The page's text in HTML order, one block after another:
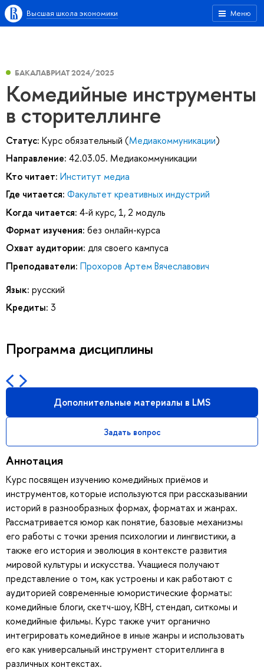
Меню
Высшая школа экономики
БАКАЛАВРИАТ 2024/2025
Комедийные инструменты
в сторителлинге
Статус: Курс обязательный (Медиакоммуникации)
Направление: 42.03.05. Медиакоммуникации
Кто читает: Институт медиа
Где читается: Факультет креативных индустрий
Когда читается: 4-й курс, 1, 2 модуль
Формат изучения: без онлайн-курса
Охват аудитории: для своего кампуса
Преподаватели: Прохоров Артем Вячеславович
Язык: русский
Кредиты: 3
Программа дисциплины
Дополнительные материалы в LMS
Задать вопрос
Аннотация
Курс посвящен изучению комедийных приёмов и
инструментов, которые используются при рассказывании
историй в разнообразных формах, форматах и жанрах.
Рассматривается юмор как понятие, базовые механизмы
его работы с точки зрения психологии и лингвистики, а
также его история и эволюция в контексте развития
мировой культуры и искусства. Учащиеся получают
представление о том, как устроены и как работают с
аудиторией современные юмористические форматы:
комедийные блоги, скетч-шоу, КВН, стендап, ситкомы и
комедийные фильмы. Курс также учит органично
интегрировать комедийное в иные жанры и использовать
его как универсальный инструмент сторителлинга в
различных контекстах.